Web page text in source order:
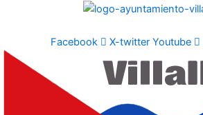
Facebook X-twitter Youtube